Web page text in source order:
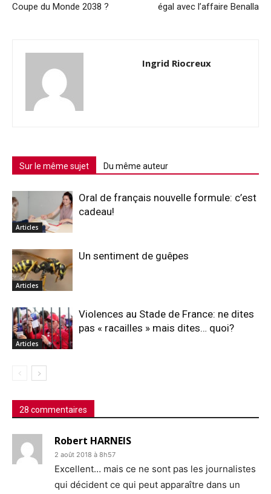
Coupe du Monde 2038 ?
égal avec l’affaire Benalla
Ingrid Riocreux
Sur le même sujet Du même auteur
Articles
Oral de français nouvelle formule: c’est
cadeau!
Articles
Un sentiment de guêpes
Articles
Violences au Stade de France: ne dites
pas « racailles » mais dites… quoi?
28 commentaires
Robert HARNEIS
2 août 2018 à 8h57
Excellent… mais ce ne sont pas les journalistes
qui décident ce qui peut apparaître dans un